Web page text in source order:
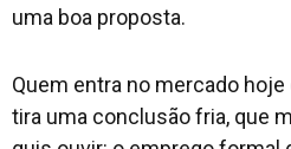
uma boa proposta.
Quem entra no mercado
tira uma conclusão fria, que